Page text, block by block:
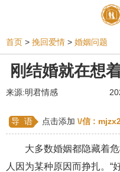
相亲 同性恋
挽救婚姻
姻缘测试
水瓶座男生
首页 > 挽回爱情 > 婚姻问题
刚结婚就在想
来源:明君情感
导 语 点击添加 \/信 :
大多数婚姻都隐藏着危
人因为某种原因而挣扎。“